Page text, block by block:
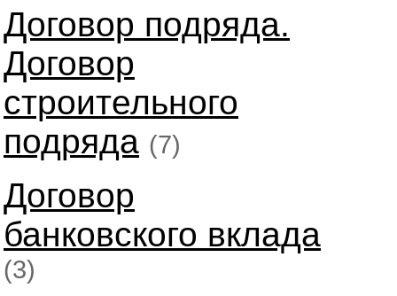
Договор подряда.
Договор
строительного
подряда (7)
Договор
банковского вклада
(3)